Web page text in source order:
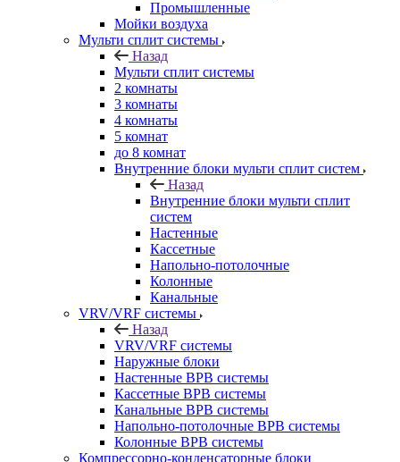
Промышленные
Мойки воздуха
Мульти сплит системы
Назад
Мульти сплит системы
2 комнаты
3 комнаты
4 комнаты
5 комнат
до 8 комнат
Внутренние блоки мульти сплит систем
Назад
Внутренние блоки мульти сплит
систем
Настенные
Кассетные
Напольно-потолочные
Колонные
Канальные
VRV/VRF системы
Назад
VRV/VRF системы
Наружные блоки
Настенные ВРВ системы
Кассетные ВРВ системы
Канальные ВРВ системы
Напольно-потолочные ВРВ системы
Колонные ВРВ системы
Компрессорно-конденсаторные блоки